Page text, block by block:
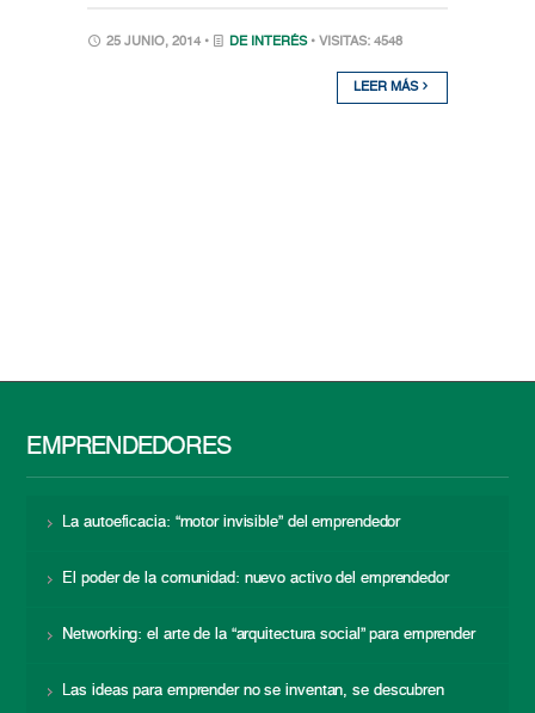
25 JUNIO, 2014 • DE INTERÉS • VISITAS: 4548
LEER MÁS
EMPRENDEDORES
La autoeficacia: “motor invisible” del emprendedor
El poder de la comunidad: nuevo activo del emprendedor
Networking: el arte de la “arquitectura social” para emprender
Las ideas para emprender no se inventan, se descubren